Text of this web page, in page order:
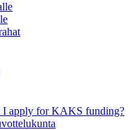
I apply for KAKS funding?